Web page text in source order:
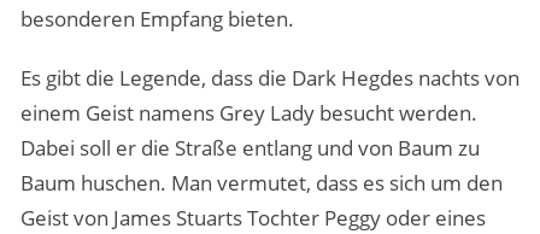
besonderen Empfang bieten.
Es gibt die Legende, dass die Dark Hegdes nachts von
einem Geist namens Grey Lady besucht werden.
Dabei soll er die Straße entlang und von Baum zu
Baum huschen. Man vermutet, dass es sich um den
Geist von James Stuarts Tochter Peggy oder eines